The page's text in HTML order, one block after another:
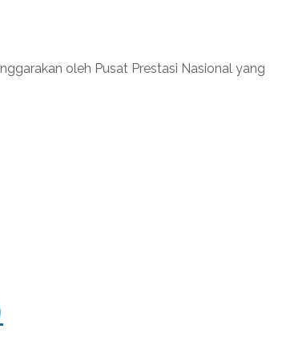
oleh Pusat Prestasi Nasional yang